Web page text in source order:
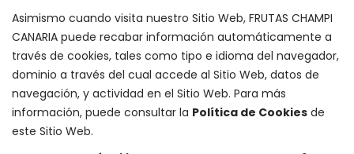
Asimismo cuando visita nuestro Sitio Web, FRUTAS CHAMPI
CANARIA puede recabar información automáticamente a
través de cookies, tales como tipo e idioma del navegador,
dominio a través del cual accede al Sitio Web, datos de
navegación, y actividad en el Sitio Web. Para más
información, puede consultar la Política de Cookies de
este Sitio Web.